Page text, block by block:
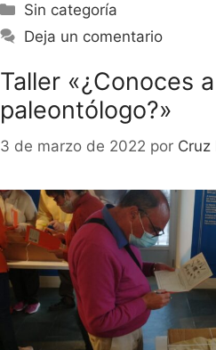
Sin categoría
Deja un comentario
Taller «¿Conoces
paleontólogo?»
3 de marzo de 2022 por Cruz